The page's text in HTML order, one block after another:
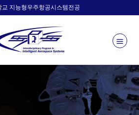
교 지능형우주항공시스템전공